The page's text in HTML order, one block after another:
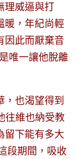
理威逼與打
暖 ，年紀尚輕
因此而厭棄音
唯一讓他脫離
，也渴望得到
往維也納受教
留下能有多大
段期間，吸收